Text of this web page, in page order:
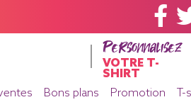
Personnalisez
VOTRE T-
SHIRT
Bons plans Promotion T-